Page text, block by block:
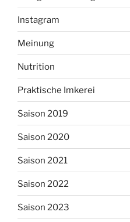
Instagram
Meinung
Nutrition
Praktische Imkerei
Saison 2019
Saison 2020
Saison 2021
Saison 2022
Saison 2023